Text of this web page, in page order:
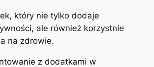
który nie tylko dodaje
ale również korzystnie
na zdrowie.
z dodatkami w